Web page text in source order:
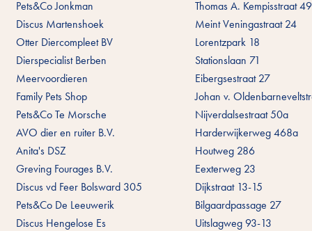
Pets&Co Jonkman
Thomas A. Kempisstraat 49
Discus Martenshoek
Meint Veningastraat 24
Otter Diercompleet BV
Lorentzpark 18
Dierspecialist Berben
Stationslaan 71
Meervoordieren
Eibergsestraat 27
Family Pets Shop
Johan v.
Pets&Co Te Morsche
Nijverdalsestraat 50a
AVO dier en ruiter B.V.
Harderwijkerweg 468a
Anita's DSZ
Houtweg 286
Greving Fourages B.V.
Eexterweg 23
Discus vd Feer Bolsward 305
Dijkstraat 13-15
Pets&Co De Leeuwerik
Bilgaardpassage 27
Discus Hengelose Es
Uitslagweg 93-13